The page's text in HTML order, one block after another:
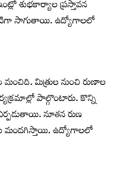
శుభకార్యాల ప్రస్తావన
సాగుతాయి. ఉద్యోగాలలో
మిత్రుల నుంచి రుణాల
పాల్గొంటారు. కొన్ని
నూతన రుణ
మందగిస్తాయి. ఉద్యోగాలలో